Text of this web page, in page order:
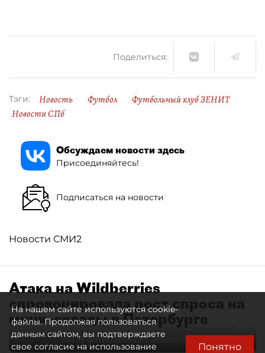
Поделиться:
Тэги: Новость Футбол
Футбольный клуб ЗЕНИТ
Новости СПб
Обсуждаем новости здесь
Присоединяйтесь!
Подписаться на новости
Новости СМИ2
Атака на Wildberries
спровоцировала рост спроса на
мини–склады в Петербурге
Автор фото:Stokkete / Shutterstock / FOTODOM
На нашем сайте используются cookie-
файлы. Продолжая пользоваться
данным сайтом, вы подтверждаете
свое согласие на использование
Понятно